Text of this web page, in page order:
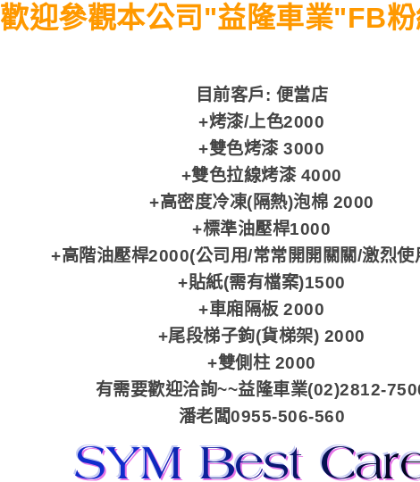
歡迎參觀本公司"益隆車業"FB
目前客戶: 便當店
+烤漆/上色2000
+雙色烤漆 3000
+雙色拉線烤漆 4000
+高密度冷凍(隔熱)泡棉 2000
+標準油壓桿1000
+高階油壓桿2000(公司用/常常開開關關/激烈使
+貼紙(需有檔案)1500
+車廂隔板 2000
+尾段梯子鉤(貨梯架) 2000
+雙側柱 2000
有需要歡迎洽詢~~益隆車業(02)2812-
潘老闆0955-506-560